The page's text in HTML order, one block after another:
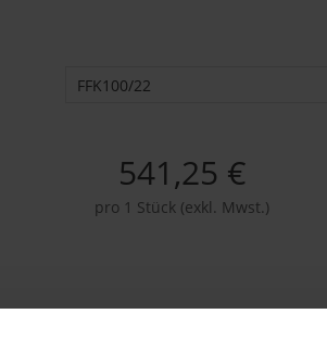
FFK100/22
541,25 €
pro 1 Stück (exkl. Mwst.)